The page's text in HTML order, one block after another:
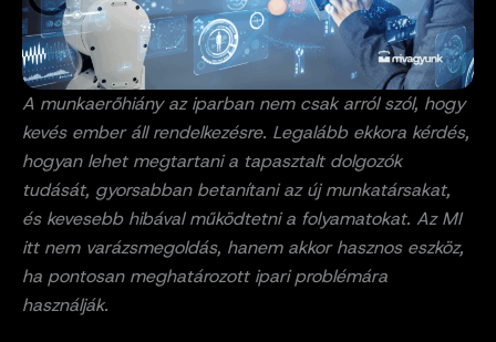
A munkaerőhiány az iparban nem csak arról szól, hogy
kevés ember áll rendelkezésre. Legalább ekkora kérdés,
hogyan lehet megtartani a tapasztalt dolgozók
tudását, gyorsabban betanítani az új munkatársakat,
és kevesebb hibával működtetni a folyamatokat. Az MI
itt nem varázsmegoldás, hanem akkor hasznos eszköz,
ha pontosan meghatározott ipari problémára
használják.